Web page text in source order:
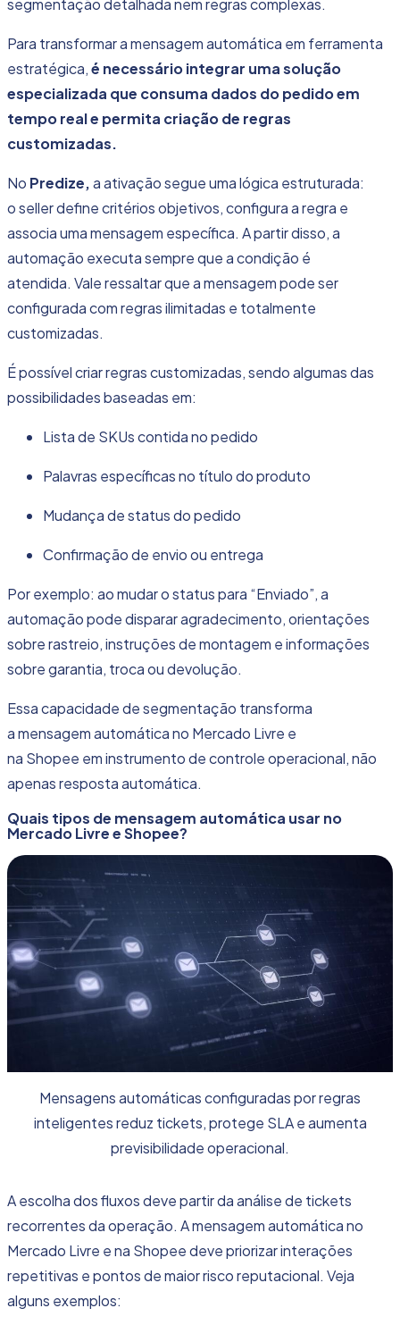
segmentação detalhada nem regras complexas.
Para transformar a mensagem automática em ferramenta
estratégica,é necessário integrar uma solução
especializada que consuma dados do pedido em
tempo real e permita criação de regras
customizadas.
No Predize,a ativação segue uma lógica estruturada:
o seller define critérios objetivos, configura a regra e
associa uma mensagem específica. A partir disso, a
automação executa sempre que a condição é
atendida. Vale ressaltar que a mensagem pode ser
configurada com regras ilimitadas e totalmente
customizadas.
É possível criar regras customizadas, sendo algumas das
possibilidades baseadas em:
Lista de SKUs contida no pedido
Palavras específicas no título do produto
Mudança de status do pedido
Confirmação de envio ou entrega
Por exemplo: ao mudar o status para “Enviado”, a
automação pode disparar agradecimento, orientações
sobre rastreio, instruções de montagem e informações
sobre garantia, troca ou devolução.
Essa capacidade de segmentação transforma
a mensagem automática no Mercado Livre e
na Shopee em instrumento de controle operacional, não
apenas resposta automática.
Quais tipos de mensagem automática usar no
Mercado Livre e Shopee?
Mensagens automáticas configuradas por regras
inteligentes reduz tickets, protege SLA e aumenta
previsibilidade operacional.
A escolha dos fluxos deve partir da análise de tickets
recorrentes da operação. A mensagem automática no
Mercado Livre e na Shopee deve priorizar interações
repetitivas e pontos de maior risco reputacional. Veja
alguns exemplos: